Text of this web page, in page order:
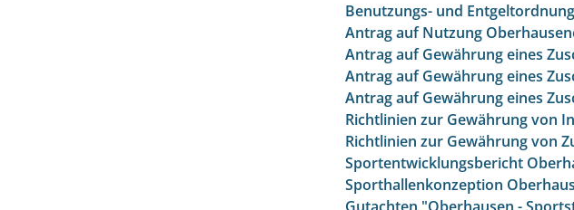
Benutzungs- und
Antrag auf Nutzung
Antrag auf Gewährung eines
Antrag auf Gewährung eines
Antrag auf Gewährung eines
Richtlinien zur Gewährung von
Richtlinien zur Gewährung von
Sportentwicklungsbericht
Sporthallenkonzeption